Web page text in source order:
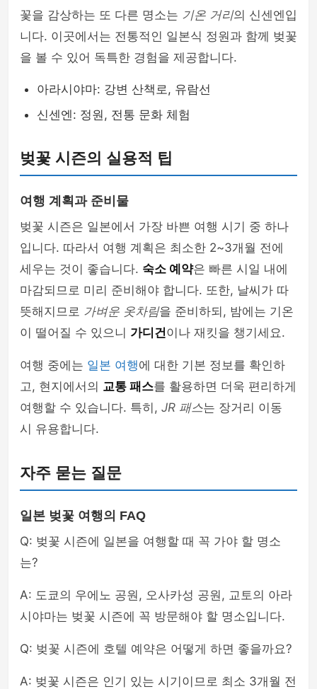
꽃을 감상하는 또 다른 명소는 기온 거리의 신센엔입
니다. 이곳에서는 전통적인 일본식 정원과 함께 벚꽃
을 볼 수 있어 독특한 경험을 제공합니다.
아라시야마: 강변 산책로, 유람선
신센엔: 정원, 전통 문화 체험
벚꽃 시즌의 실용적 팁
여행 계획과 준비물
벚꽃 시즌은 일본에서 가장 바쁜 여행 시기 중 하나
입니다. 따라서 여행 계획은 최소한 2~3개월 전에
세우는 것이 좋습니다. 숙소 예약은 빠른 시일 내에
마감되므로 미리 준비해야 합니다. 또한, 날씨가 따
뜻해지므로 가벼운 옷차림을 준비하되, 밤에는 기온
이 떨어질 수 있으니 가디건이나 재킷을 챙기세요.
여행 중에는 일본 여행에 대한 기본 정보를 확인하
고, 현지에서의 교통 패스를 활용하면 더욱 편리하게
여행할 수 있습니다. 특히, JR 패스는 장거리 이동
시 유용합니다.
자주 묻는 질문
일본 벚꽃 여행의 FAQ
Q: 벚꽃 시즌에 일본을 여행할 때 꼭 가야 할 명소
는?
A: 도쿄의 우에노 공원, 오사카성 공원, 교토의 아라
시야마는 벚꽃 시즌에 꼭 방문해야 할 명소입니다.
Q: 벚꽃 시즌에 호텔 예약은 어떻게 하면 좋을까요?
A: 벚꽃 시즌은 인기 있는 시기이므로 최소 3개월 전